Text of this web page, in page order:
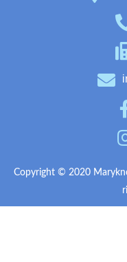
Copyright © 2020